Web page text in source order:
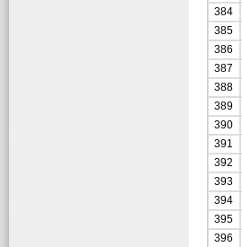
384
385
386
387
388
389
390
391
392
393
394
395
396